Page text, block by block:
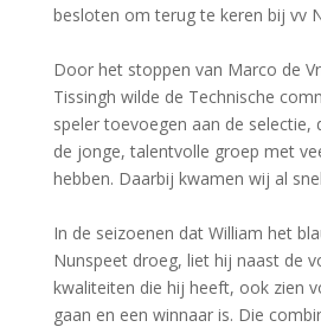
besloten om terug te keren bij vv
Door het stoppen van Marco de
Tissingh wilde de Technische
speler toevoegen aan de selectie,
de jonge, talentvolle groep met
hebben. Daarbij kwamen wij al
In de seizoenen dat William het
Nunspeet droeg, liet hij naast de
kwaliteiten die hij heeft, ook zien
gaan en een winnaar is. Die